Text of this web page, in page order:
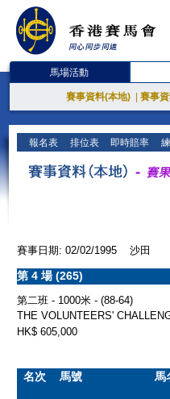
馬場活動
賽事資料(本地) 賽事
報名表 排位表 即時賠率
賽事日期: 02/02/1995 沙田
第 4 場 (265)
第二班 - 1000米 - (88-64)
THE VOLUNTEERS'
HK$ 605,000
名次 馬號 馬